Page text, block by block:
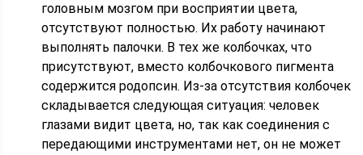
головным мозгом при восприятии цвета,
отсутствуют полностью. Их работу начинают
выполнять палочки. В тех же колбочках, что
присутствуют, вместо колбочкового пигмента
содержится родопсин. Из-за отсутствия колбочек
складывается следующая ситуация: человек
глазами видит цвета, но, так как соединения с
передающими инструментами нет, он не может